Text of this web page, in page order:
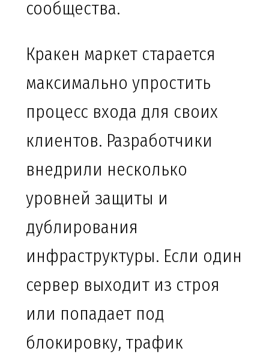
сообщества.
Кракен маркет старается
максимально упростить
процесс входа для своих
клиентов. Разработчики
внедрили несколько
уровней защиты и
дублирования
инфраструктуры. Если один
сервер выходит из строя
или попадает под
блокировку, трафик